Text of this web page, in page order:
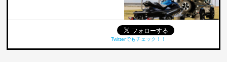
Twitterでもチェック！！